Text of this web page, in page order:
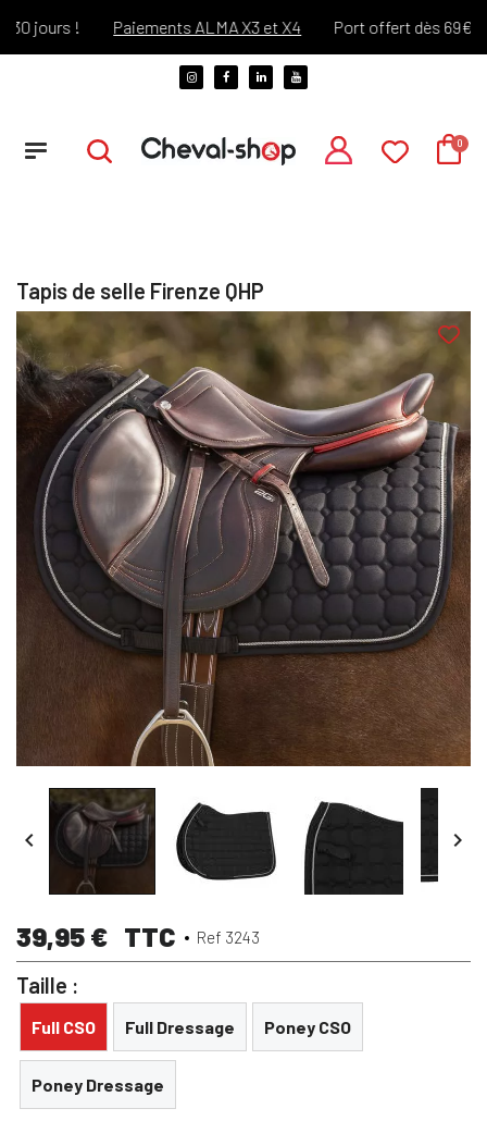
jours ! Paiements ALMA X3 et X4 Port offert dès 69€
Tapis de selle Firenze QHP
 
39,95 € TTC Ref 3243
Taille :
Full CSO Full Dressage Poney CSO
Poney Dressage